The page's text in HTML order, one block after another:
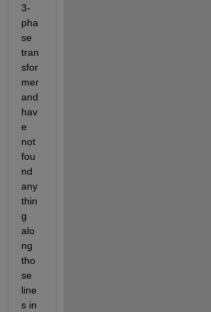
3-
pha
se
tran
sfor
mer
and
hav
e
not
fou
nd
any
thin
g
alo
ng
tho
se
line
s in